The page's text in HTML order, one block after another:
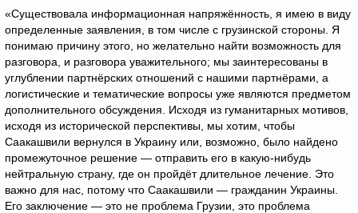
«Существовала информационная напряжённость, я имею в виду
определенные заявления, в том числе с грузинской стороны. Я
понимаю причину этого, но желательно найти возможность для
разговора, и разговора уважительного; мы заинтересованы в
углублении партнёрских отношений с нашими партнёрами, а
логистические и тематические вопросы уже являются предметом
дополнительного обсуждения. Исходя из гуманитарных мотивов,
исходя из исторической перспективы, мы хотим, чтобы
Саакашвили вернулся в Украину или, возможно, было найдено
промежуточное решение — отправить его в какую-нибудь
нейтральную страну, где он пройдёт длительное лечение. Это
важно для нас, потому что Саакашвили — гражданин Украины.
Его заключение — это не проблема Грузии, это проблема